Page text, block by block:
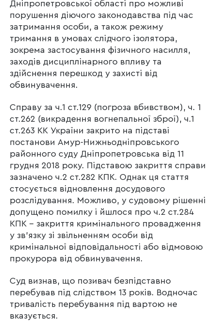
Дніпропетровської області про можливі
порушення діючого законодавства під час
затримання особи, а також режиму
тримання в умовах слідчого ізолятора,
зокрема застосування фізичного насилля,
заходів дисциплінарного впливу та
здійснення перешкод у захисті від
обвинувачення.
Справу за ч.1 ст.129 (погроза вбивством), ч. 1
ст.262 (викрадення вогнепальної зброї), ч.1
ст.263 КК України закрито на підставі
постанови Амур-Нижньодніпровського
районного суду Дніпропетровська від 11
грудня 2018 року. Підставою закриття справи
зазначено ч.2 ст.282 КПК. Однак ця стаття
стосується відновлення досудового
розслідування. Можливо, у судовому рішенні
допущено помилку і йшлося про ч.2 ст.284
КПК – закриття кримінального провадження
у зв’язку зі звільненням особи від
кримінальної відповідальності або відмовою
прокурора від обвинувачення.
Суд визнав, що позивач безпідставно
перебував під слідством 13 років. Водночас
тривалість перебування під вартою не
вказується.